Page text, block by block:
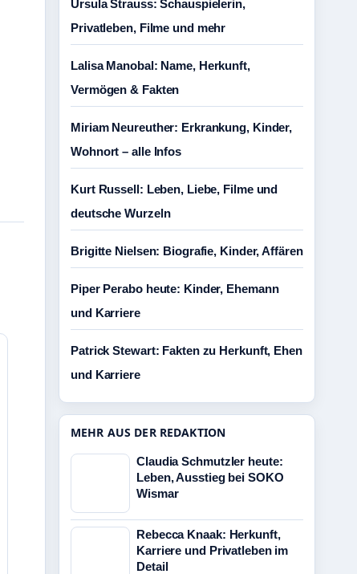
Ursula Strauss: Schauspielerin,
Privatleben, Filme und mehr
Lalisa Manobal: Name, Herkunft,
Vermögen & Fakten
Miriam Neureuther: Erkrankung, Kinder,
Wohnort – alle Infos
Kurt Russell: Leben, Liebe, Filme und
deutsche Wurzeln
Brigitte Nielsen: Biografie, Kinder, Affären
Piper Perabo heute: Kinder, Ehemann
und Karriere
Patrick Stewart: Fakten zu Herkunft, Ehen
und Karriere
MEHR AUS DER REDAKTION
Claudia Schmutzler heute:
Leben, Ausstieg bei SOKO
Wismar
Rebecca Knaak: Herkunft,
Karriere und Privatleben im
Detail